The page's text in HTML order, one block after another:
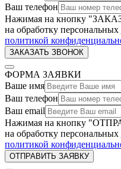
Ваш телефон
Нажимая на кнопку
на обработку
политикой
ФОРМА ЗАЯВКИ
Ваше имя
Ваш телефон
Ваш email
Нажимая на кнопку
на обработку
политикой